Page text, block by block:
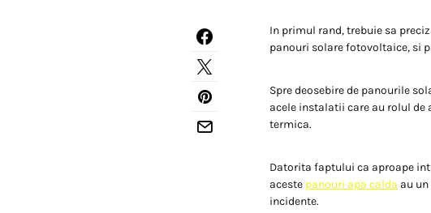
In primul rand, trebuie sa
panouri solare fotovoltaice, si
Spre deosebire de panourile
acele instalatii care au rolul de
termica.
Datorita faptului ca aproape
aceste panouri apa calda au
incidente.